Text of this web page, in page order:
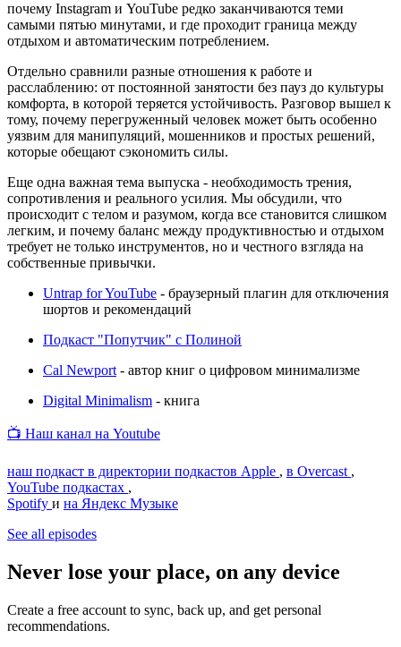
почему Instagram и YouTube редко заканчиваются теми
самыми пятью минутами, и где проходит граница между
отдыхом и автоматическим потреблением.
Отдельно сравнили разные отношения к работе и
расслаблению: от постоянной занятости без пауз до культуры
комфорта, в которой теряется устойчивость. Разговор вышел к
тому, почему перегруженный человек может быть особенно
уязвим для манипуляций, мошенников и простых решений,
которые обещают сэкономить силы.
Еще одна важная тема выпуска - необходимость трения,
сопротивления и реального усилия. Мы обсудили, что
происходит с телом и разумом, когда все становится слишком
легким, и почему баланс между продуктивностью и отдыхом
требует не только инструментов, но и честного взгляда на
собственные привычки.
Untrap for YouTube - браузерный плагин для отключения
шортов и рекомендаций
Подкаст "Попутчик" с Полиной
Cal Newport - автор книг о цифровом минимализме
Digital Minimalism - книга
📺 Наш канал на Youtube
наш подкаст в директории подкастов Apple , в Overcast ,
YouTube подкастах ,
Spotify и на Яндекс Музыке
See all episodes
Never lose your place, on any device
Create a free account to sync, back up, and get personal
recommendations.